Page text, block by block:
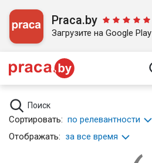
Praca.by
Загрузите на Google Play
Поиск
Сортировать: по релевантности
Отображать: за все время